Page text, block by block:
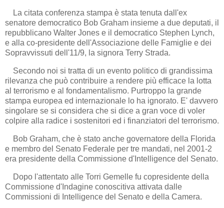
La citata conferenza stampa è stata tenuta dall'ex
senatore democratico Bob Graham insieme a due deputati, il
repubblicano Walter Jones e il democratico Stephen Lynch,
e alla co-presidente dell'Associazione delle Famiglie e dei
Sopravvissuti dell'11/9, la signora Terry Strada.
Secondo noi si tratta di un evento politico di grandissima
rilevanza che può contribuire a rendere più efficace la lotta
al terrorismo e al fondamentalismo. Purtroppo la grande
stampa europea ed internazionale lo ha ignorato. E' davvero
singolare se si considera che si dice a gran voce di voler
colpire alla radice i sostenitori ed i finanziatori del terrorismo.
Bob Graham, che è stato anche governatore della Florida
e membro del Senato Federale per tre mandati, nel 2001-2
era presidente della Commissione d'Intelligence del Senato.
Dopo l'attentato alle Torri Gemelle fu copresidente della
Commissione d'Indagine conoscitiva attivata dalle
Commissioni di Intelligence del Senato e della Camera.